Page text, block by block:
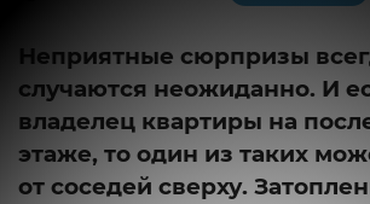
Неприятные сюрпризы
случаются неожиданно. И
владелец квартиры на
этаже, то один из таких
от соседей сверху.